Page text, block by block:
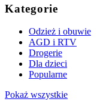
Kategorie
Odzież i obuwie
AGD i RTV
Drogerie
Dla dzieci
Popularne
Pokaż wszystkie